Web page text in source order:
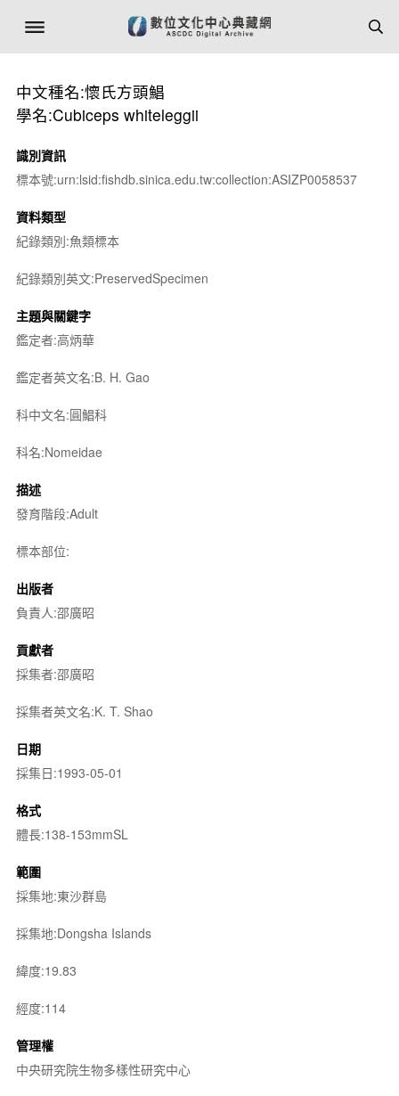
中文種名:懷氏方頭鯧
學名:Cubiceps whiteleggii
識別資訊
標本號:urn:lsid:fishdb.sinica.edu.tw:collection:ASIZP0058537
資料類型
紀錄類別:魚類標本
紀錄類別英文:PreservedSpecimen
主題與關鍵字
鑑定者:高炳華
鑑定者英文名:B. H. Gao
科中文名:圓鯧科
科名:Nomeidae
描述
發育階段:Adult
標本部位:
出版者
負責人:邵廣昭
貢獻者
採集者:邵廣昭
採集者英文名:K. T. Shao
日期
採集日:1993-05-01
格式
體長:138-153mmSL
範圍
採集地:東沙群島
採集地:Dongsha Islands
緯度:19.83
經度:114
管理權
中央研究院生物多樣性研究中心